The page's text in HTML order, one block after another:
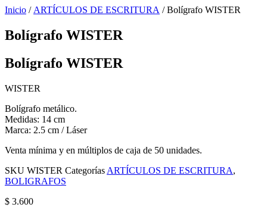
Inicio / ARTÍCULOS DE ESCRITURA / Bolígrafo WISTER
Bolígrafo WISTER
Bolígrafo WISTER
WISTER
Bolígrafo metálico.
Medidas: 14 cm
Marca: 2.5 cm / Láser
Venta mínima y en múltiplos de caja de 50 unidades.
SKU WISTER Categorías ARTÍCULOS DE ESCRITURA,
BOLIGRAFOS
$ 3.600